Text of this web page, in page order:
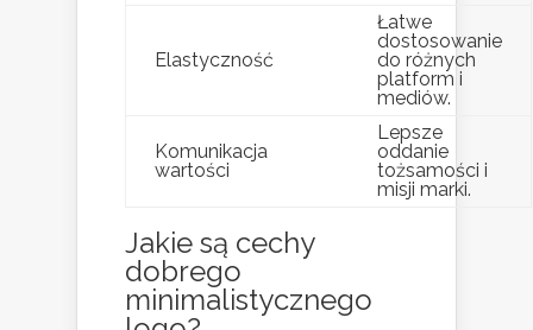
Elastyczność
Łatwe
dostosowanie
do różnych
platform i
mediów.
Komunikacja
wartości
Lepsze
oddanie
tożsamości i
misji marki.
Jakie są cechy
dobrego
minimalistycznego